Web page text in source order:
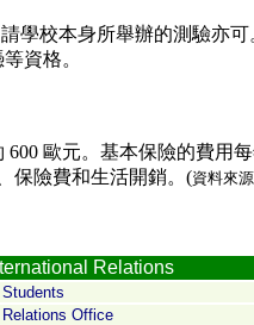
學校本身所舉辦的測驗亦
資格。
歐元。基本保險的費用
保險費和生活開銷。(資料來
Relations
Students
Relations Office